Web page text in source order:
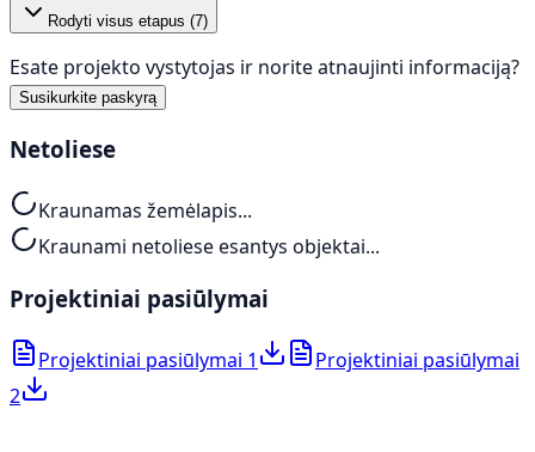
Rodyti visus etapus (7)
Esate projekto vystytojas ir norite atnaujinti informaciją?
Susikurkite paskyrą
Netoliese
Kraunamas žemėlapis...
Kraunami netoliese esantys objektai...
Projektiniai pasiūlymai
Projektiniai pasiūlymai 1
Projektiniai pasiūlymai
2